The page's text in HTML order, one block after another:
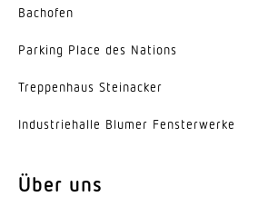
Bachofen
Parking Place des Nations
Trep­penhaus Steinacker
Indus­trie­halle Blumer Fensterwerke
Über uns